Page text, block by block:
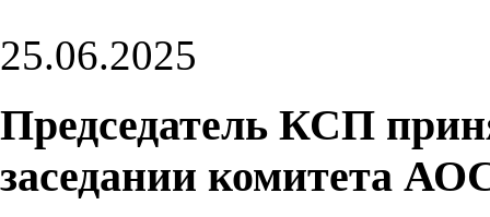
25.06.2025
Председатель КСП
заседании комитета